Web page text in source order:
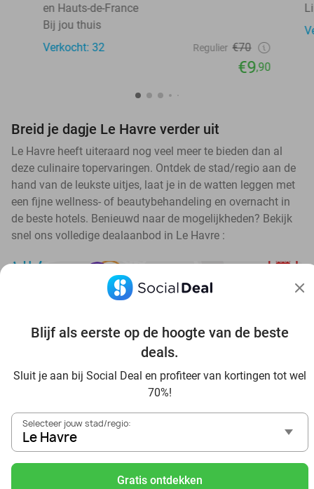
Blijf als eerste op de hoogte van de beste
deals.
Sluit je aan bij Social Deal en profiteer van kortingen tot wel
70%!
Selecteer jouw stad/regio:
Le Havre
Gratis ontdekken
en Hauts-de-France
Bij jou thuis
Verkocht: 32
Regulier €70
€9,90
Breid je dagje Le Havre verder uit
Le Havre heeft uiteraard nog veel meer te bieden dan al
deze culinaire topervaringen. Ontdek de stad/regio aan de
hand van de leukste uitjes, laat je in de watten leggen met
een fijne wellness- of beautybehandeling en overnacht in
de beste hotels. Benieuwd naar de mogelijkheden? Bekijk
snel ons volledige dealaanbod in Le Havre :
Ontdek de beste deals van Le Havre